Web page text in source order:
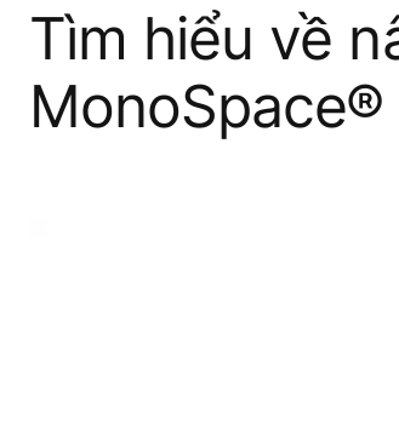
Tìm hiểu về
MonoSpace®